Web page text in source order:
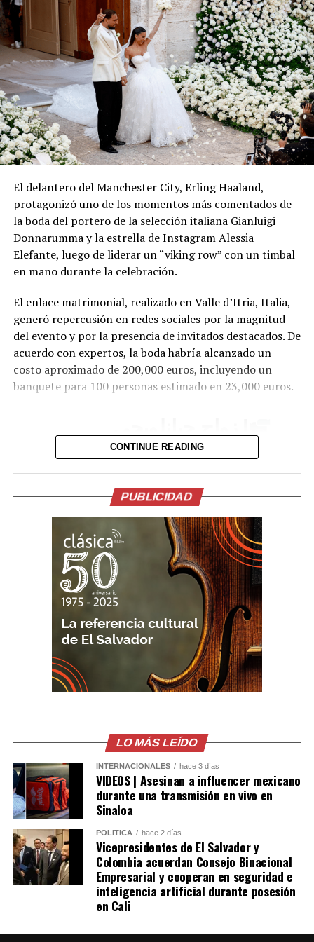
El delantero del Manchester City, Erling Haaland,
protagonizó uno de los momentos más comentados de
la boda del portero de la selección italiana Gianluigi
Donnarumma y la estrella de Instagram Alessia
Elefante, luego de liderar un “viking row” con un timbal
en mano durante la celebración.
El enlace matrimonial, realizado en Valle d’Itria, Italia,
generó repercusión en redes sociales por la magnitud
del evento y por la presencia de invitados destacados. De
acuerdo con expertos, la boda habría alcanzado un
costo aproximado de 200,000 euros, incluyendo un
banquete para 100 personas estimado en 23,000 euros.
دوناروما.
pic.twitter.com/lDJBuhLLl7
— Insider City
(@InsiderCity_Ar)July
24, 2026
Uno de los momentos que más llamó la atención fue la
participación de Haaland en el tradicional “viking row”,
una celebración popularizada por jugadores y
aficionados noruegos durante el Mundial 2026. El
atacante del Manchester City dirigió la coreografía
mientras los invitados remaban sentados sobre el suelo
Erling Haaland brought
the ‘viking row’ to
Gianluigi
Donnarumma’s
wedding
pic.twitter.com/HP6MLIDybX
— Sky Sports Premier
League
CONTINUE READING
PUBLICIDAD
LO MÁS LEÍDO
INTERNACIONALES hace 3 días
VIDEOS | Asesinan a influencer mexicano
durante una transmisión en vivo en
Sinaloa
POLÍTICA hace 2 días
Vicepresidentes de El Salvador y
Colombia acuerdan Consejo Binacional
Empresarial y cooperan en seguridad e
inteligencia artificial durante posesión
en Cali